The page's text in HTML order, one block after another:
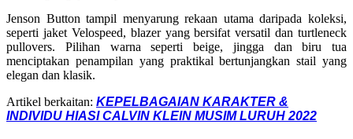
Jenson Button tampil menyarung rekaan utama daripada koleksi,
seperti jaket Velospeed, blazer yang bersifat versatil dan turtleneck
pullovers. Pilihan warna seperti beige, jingga dan biru tua
menciptakan penampilan yang praktikal bertunjangkan stail yang
elegan dan klasik.
Artikel berkaitan: KEPELBAGAIAN KARAKTER &
INDIVIDU HIASI CALVIN KLEIN MUSIM LURUH 2022